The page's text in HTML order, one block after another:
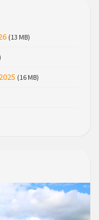
Just, ses
(13 MB)
(16 MB)